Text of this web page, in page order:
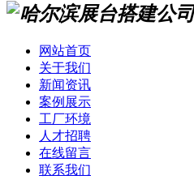
网站首页
关于我们
新闻资讯
案例展示
工厂环境
人才招聘
在线留言
联系我们